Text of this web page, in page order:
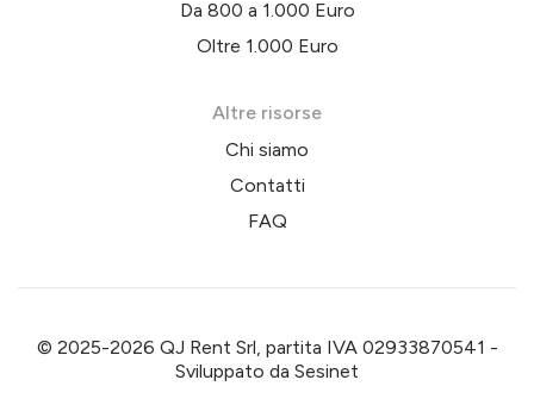
Da 800 a 1.000 Euro
Oltre 1.000 Euro
Altre risorse
Chi siamo
Contatti
FAQ
© 2025-2026 QJ Rent Srl, partita IVA 02933870541 -
Sviluppato da Sesinet